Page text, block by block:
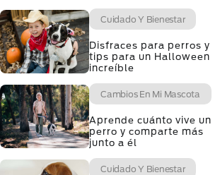
Cuidado Y Bienestar
Disfraces para perros y
tips para un Halloween
increíble
Cambios En Mi Mascota
Aprende cuánto vive un
perro y comparte más
junto a él
Cuidado Y Bienestar